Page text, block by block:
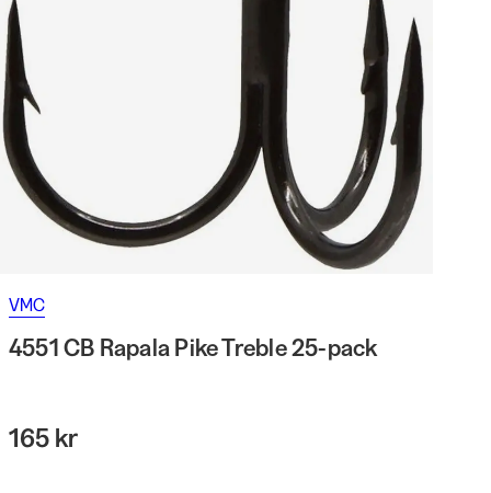
VMC
4551 CB Rapala Pike Treble 25-pack
165 kr